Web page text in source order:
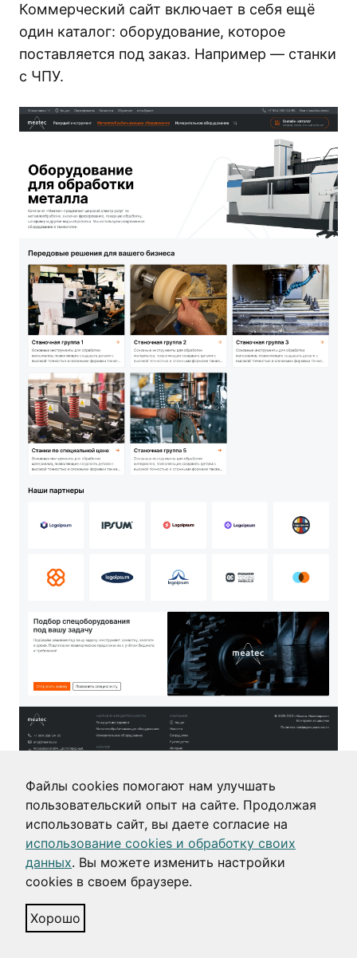
Коммерческий сайт включает в себя ещё
один каталог: оборудование, которое
поставляется под заказ. Например — станки
с ЧПУ.
Оборудование для обработки металла
Проработали навигацию и сделали особые
карточки товаров под такие задачи.
Файлы cookies помогают нам улучшать
пользовательский опыт на сайте. Продолжая
использовать сайт, вы даете согласие на
использование cookies и обработку своих
данных. Вы можете изменить настройки
cookies в своем браузере.
Хорошо